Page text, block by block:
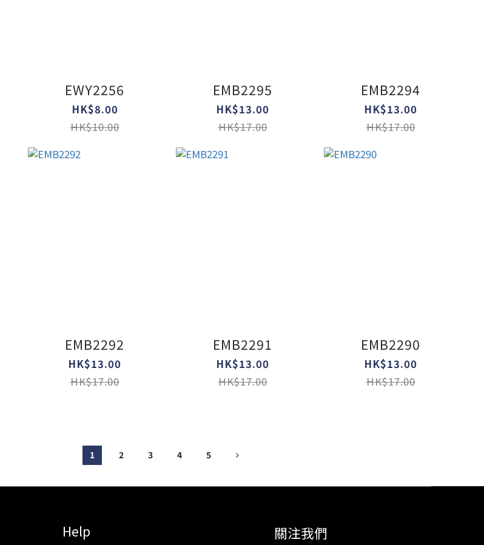
EWY2256
HK$8.00
HK$10.00
EMB2295
HK$13.00
HK$17.00
EMB2294
HK$13.00
HK$17.00
EMB2292
HK$13.00
HK$17.00
EMB2291
HK$13.00
HK$17.00
EMB2290
HK$13.00
HK$17.00
1 2 3 4 5
Help 關注我們